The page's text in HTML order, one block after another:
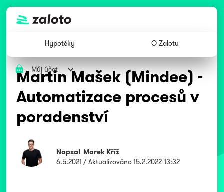
Hypotéky O Zalotu
Můj účet
Martin Mašek (Mindee) -
Automatizace procesů v
poradenství
Napsal Marek Kříž
6.5.2021 / Aktualizováno15.2.2022 13:32